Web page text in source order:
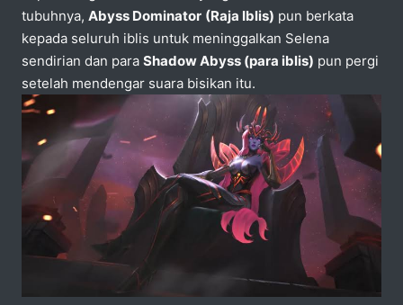
tubuhnya, Abyss Dominator (Raja Iblis) pun berkata
kepada seluruh iblis untuk meninggalkan Selena
sendirian dan para Shadow Abyss (para iblis) pun pergi
setelah mendengar suara bisikan itu.